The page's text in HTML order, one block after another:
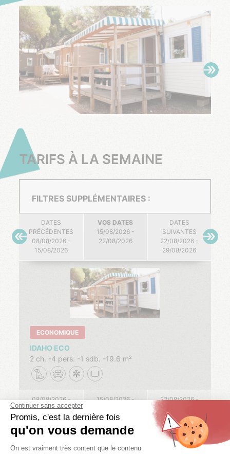
TARIFS À LA SEMAINE
DATES
PRÉCÉDENTES
08/08/2026 -
15/08/2026
VOS DATES
15/08/2026 -
22/08/2026
DATES
SUIVANTES
22/08/2026 -
29/08/2026
ECONOMIQUE
IDAHO ECO
2 ch.
4 pers. 1 sdb. 19.6 m²
08/08/2026 -
15/08/2026
15/08/2026 -
22/08/2026 -
Voir dispos
FILTRES SUPPLÉMENTAIRES :